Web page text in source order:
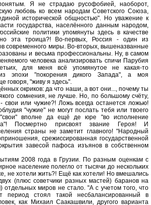
Я не страдаю русофобией, наоборот,
любовь ко всем народам Советского Союза,
исторической общностью". Но уважение к
государства, населённого данным народом,
политики упомянуты здесь в качестве
эта троица?! Во-первых, Россия - один из
современного миры. Во-вторых, вышеназванные
и весьма профессиональны. Ну, в самом
человека анализировать спичи Парубия
для меня всё упомянутое не какая-то
эпохи "покорения дикого Запада", а моя
говоря, "живу я здесь".
окриков: да что наши, а вот они..., почему ты
сомнения, не лучше. Но, по большому счёту,
свои или чужие?! Ложь всегда останется ложью!
"чужие" не могут послать тебя или твоего
вполне да ещё де юре "во исполнение
Посмертно присвоят звание Героя! И
страны не заметит главного! "Народный
срежиссированная государственной
завесой пафоса изъянов в собственном
2008 года в Грузии. По разным оценкам с
население полегло от тысячи до нескольких
не хотели жить?! Ещё как хотели! Но вмешались
(плюс советчики разных мастей) баранов на
отдельных миров не стало. "А с учетом того, что
период стоял такой несбалансированный в
как Михаил Саакашвили, другого варианта